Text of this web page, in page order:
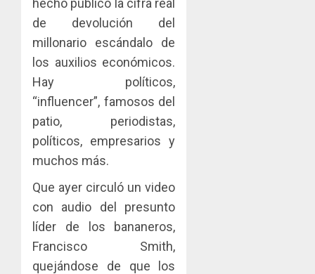
de devolución del
millonario escándalo de
los auxilios económicos.
Hay políticos,
“influencer”, famosos del
patio, periodistas,
políticos, empresarios y
muchos más.
Que ayer circuló un video
con audio del presunto
líder de los bananeros,
Francisco Smith,
quejándose de que los